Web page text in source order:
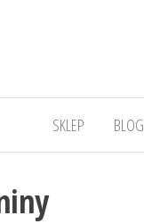
SKLEP BLOG